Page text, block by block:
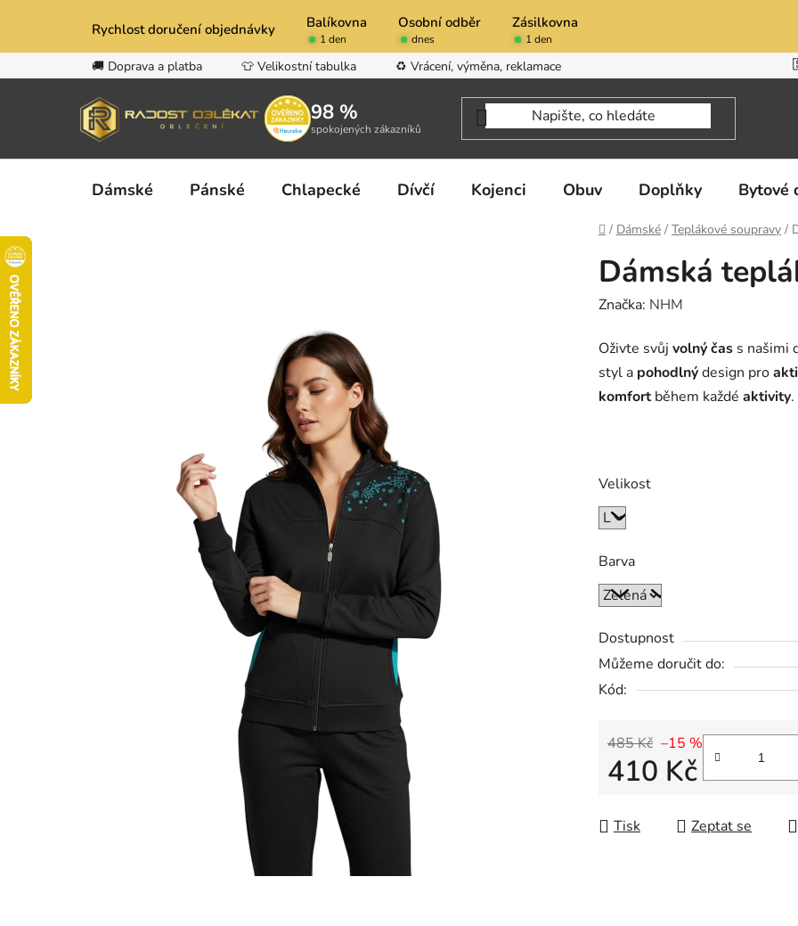
obsah
Rychlost doručení objednávky Balíkovna Osobní odběr Zásilkovna
1 den dnes 1 den
🚚 Doprava a platba 👕 Velikostní tabulka ♻️ Vrácení, výměna, reklamace
98 %
spokojených zákazníků
Dámské Pánské Chlapecké Dívčí Kojenci Obuv Doplňky Bytové
Domů
/ Dámské / Teplákové soupravy /
Dámská
Značka: NHM
Oživte svůj volný čas s našimi
styl a pohodlnýdesign pro
komfortběhem každé aktivity.
Velikost
Barva
Dostupnost
Můžeme doručit do:
Kód:
485 Kč –15 %
410 Kč
Tisk Zeptat se